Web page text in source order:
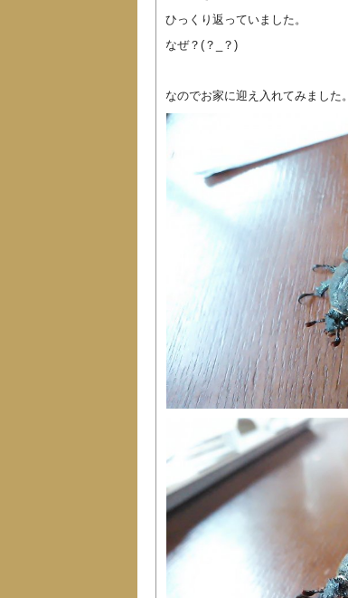
ひっくり返っていました。
なぜ？(？_？)
なのでお家に迎え入れてみました。